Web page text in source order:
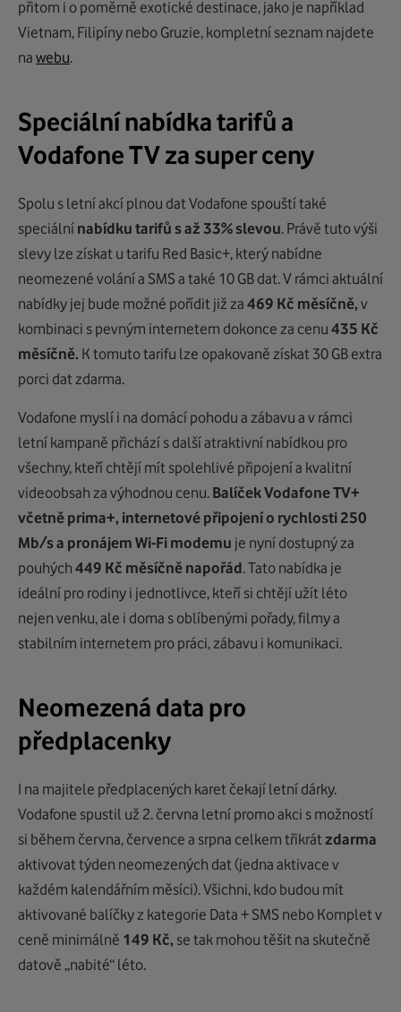
přitom i o poměrně exotické destinace, jako je například
Vietnam, Filipíny nebo Gruzie, kompletní seznam najdete
na webu.
Speciální nabídka tarifů a
Vodafone TV za super ceny
Spolu s letní akcí plnou dat Vodafone spouští také
speciální nabídku tarifů s až 33% slevou. Právě tuto výši
slevy lze získat u tarifu Red Basic+, který nabídne
neomezené volání a SMS a také 10 GB dat. V rámci aktuální
nabídky jej bude možné pořídit již za 469 Kč měsíčně, v
kombinaci s pevným internetem dokonce za cenu 435 Kč
měsíčně. K tomuto tarifu lze opakovaně získat 30 GB extra
porci dat zdarma.
Vodafone myslí i na domácí pohodu a zábavu a v rámci
letní kampaně přichází s další atraktivní nabídkou pro
všechny, kteří chtějí mít spolehlivé připojení a kvalitní
videoobsah za výhodnou cenu. Balíček Vodafone TV+
včetně prima+, internetové připojení o rychlosti 250
Mb/s a pronájem Wi-Fi modemu je nyní dostupný za
pouhých 449 Kč měsíčně napořád. Tato nabídka je
ideální pro rodiny i jednotlivce, kteří si chtějí užít léto
nejen venku, ale i doma s oblíbenými pořady, filmy a
stabilním internetem pro práci, zábavu i komunikaci.
Neomezená data pro
předplacenky
I na majitele předplacených karet čekají letní dárky.
Vodafone spustil už 2. června letní promo akci s možností
si během června, července a srpna celkem třikrát zdarma
aktivovat týden neomezených dat (jedna aktivace v
každém kalendářním měsíci). Všichni, kdo budou mít
aktivované balíčky z kategorie Data + SMS nebo Komplet v
ceně minimálně 149 Kč, se tak mohou těšit na skutečně
datově „nabité“ léto.